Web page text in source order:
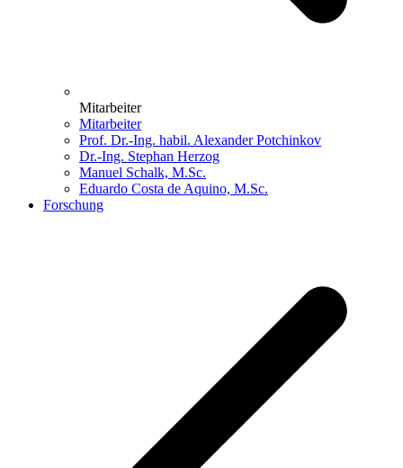
Mitarbeiter
Mitarbeiter
Prof. Dr.-Ing. habil. Alexander Potchinkov
Dr.-Ing. Stephan Herzog
Manuel Schalk, M.Sc.
Eduardo Costa de Aquino, M.Sc.
Forschung